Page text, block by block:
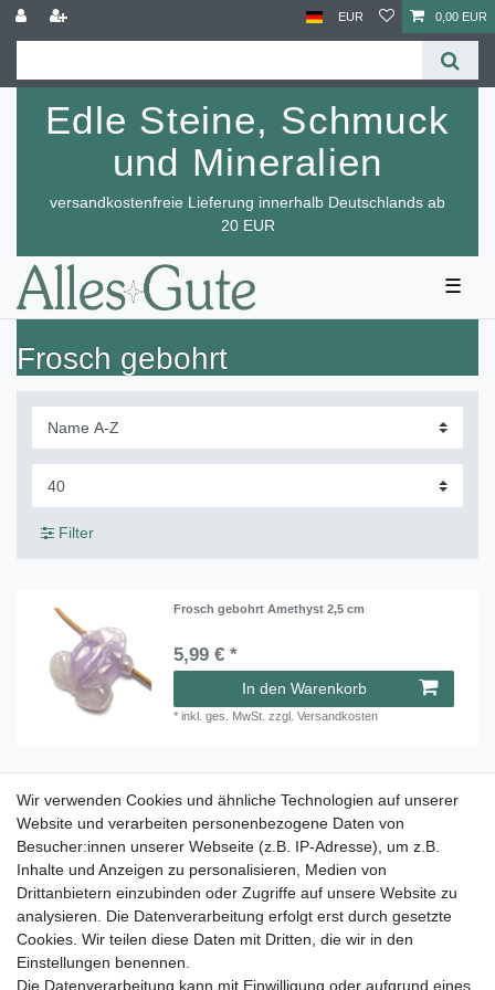
EUR 0,00 EUR
Edle Steine, Schmuck
und Mineralien
versandkostenfreie Lieferung innerhalb Deutschlands ab
20 EUR
☰
Frosch gebohrt
Filter
Frosch gebohrt Amethyst 2,5 cm
5,99 € *
In den Warenkorb
*inkl. ges. MwSt. zzgl.Versandkosten
Frosch gebohrt Mischung 2,5 cm VE 10 Stück
51,45 € *
| 5,15 € / Stück
In den Warenkorb
* inkl. ges. MwSt. zzgl.Versandkosten
Wir verwenden Cookies und ähnliche Technologien auf unserer
Website und verarbeiten personenbezogene Daten von
Besucher:innen unserer Webseite (z.B. IP-Adresse), um z.B.
Inhalte und Anzeigen zu personalisieren, Medien von
Drittanbietern einzubinden oder Zugriffe auf unsere Website zu
analysieren. Die Datenverarbeitung erfolgt erst durch gesetzte
Cookies. Wir teilen diese Daten mit Dritten, die wir in den
Einstellungen benennen.
Die Datenverarbeitung kann mit Einwilligung oder aufgrund eines